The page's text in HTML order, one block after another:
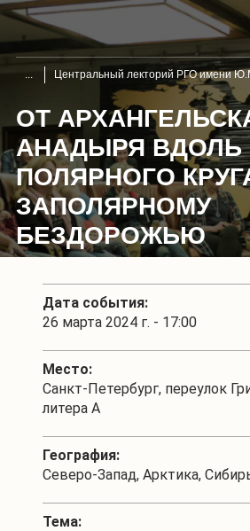
Центральный лекторий РГО имени
ОТ
АНАДЫРЯ ВДОЛЬ
ПОЛЯРНОГО
ЗАПОЛЯРНОМУ
БЕЗДОРОЖЬЮ
Дата события:
26 марта 2024 г. - 17:00
Место:
Санкт-Петербург, переулок
литера А
География:
Северо-Запад, Арктика,
Тема: